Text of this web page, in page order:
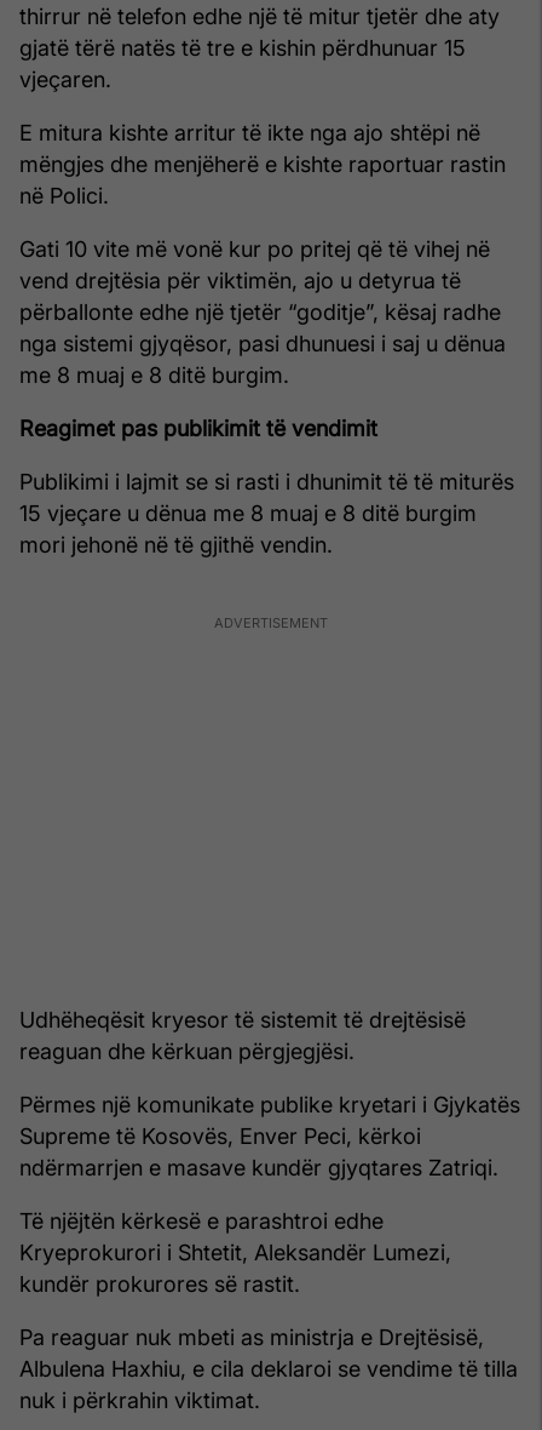
thirrur në telefon edhe një të mitur tjetër dhe aty
gjatë tërë natës të tre e kishin përdhunuar 15
vjeçaren.
E mitura kishte arritur të ikte nga ajo shtëpi në
mëngjes dhe menjëherë e kishte raportuar rastin
në Polici.
Gati 10 vite më vonë kur po pritej që të vihej në
vend drejtësia për viktimën, ajo u detyrua të
përballonte edhe një tjetër “goditje”, kësaj radhe
nga sistemi gjyqësor, pasi dhunuesi i saj u dënua
me 8 muaj e 8 ditë burgim.
Reagimet pas publikimit të vendimit
Publikimi i lajmit se si rasti i dhunimit të të miturës
15 vjeçare u dënua me 8 muaj e 8 ditë burgim
mori jehonë në të gjithë vendin.
Udhëheqësit kryesor të sistemit të drejtësisë
reaguan dhe kërkuan përgjegjësi.
Përmes një komunikate publike kryetari i Gjykatës
Supreme të Kosovës, Enver Peci, kërkoi
ndërmarrjen e masave kundër gjyqtares Zatriqi.
Të njëjtën kërkesë e parashtroi edhe
Kryeprokurori i Shtetit, Aleksandër Lumezi,
kundër prokurores së rastit.
Pa reaguar nuk mbeti as ministrja e Drejtësisë,
Albulena Haxhiu, e cila deklaroi se vendime të tilla
nuk i përkrahin viktimat.